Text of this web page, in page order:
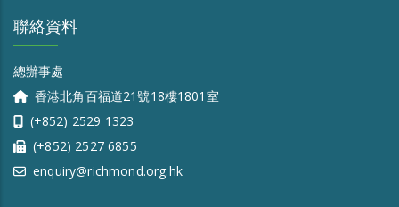
聯絡資料
總辦事處
香港北角百福道21號18樓1801室
(+852) 2529 1323
(+852) 2527 6855
enquiry@richmond.org.hk